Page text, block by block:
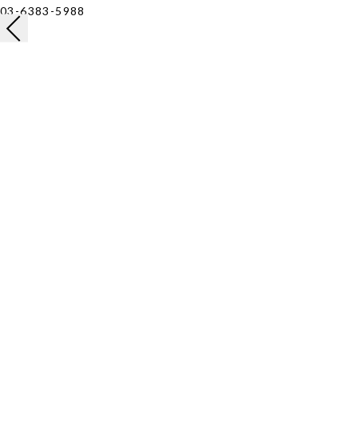
03-6383-5988